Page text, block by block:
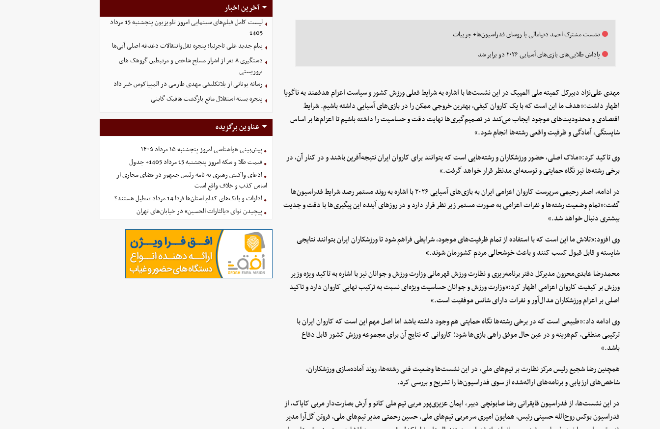
نشست مشترک احمد دنیامالی با روسای فدراسیون‌ها+ جزییات
پاداش طلایی‌های بازی‌های آسیایی ۲۰۲۶ دو برابر شد
مهدی علی‌نژاد دبیرکل کمیته ملی المپیک در این نشست‌ها با اشاره به شرایط فعلی ورزش کشور و سیاست اعزام هدفمند به ناگویا
اظهار داشت:«هدف ما این است که با یک کاروان کیفی، بهترین خروجی ممکن را در بازی‌های آسیایی داشته باشیم. شرایط
اقتصادی و محدودیت‌های موجود ایجاب می‌کند در تصمیم‌گیری‌ها نهایت دقت و حساسیت را داشته باشیم تا اعزام‌ها بر اساس
شایستگی، آمادگی و ظرفیت واقعی رشته‌ها انجام شود.»
وی تاکید کرد:«ملاک اصلی، حضور ورزشکاران و رشته‌هایی است که بتوانند برای کاروان ایران نتیجه‌آفرین باشند و در کنار آن، در
برخی رشته‌ها نیز نگاه حمایتی و توسعه‌ای مدنظر قرار خواهد گرفت.»
در ادامه، اصغر رحیمی سرپرست کاروان اعزامی ایران به بازی‌های آسیایی ۲۰۲۶ با اشاره به روند مستمر رصد شرایط فدراسیون‌ها
گفت:«تمام وضعیت رشته‌ها و نفرات اعزامی به صورت مستمر زیر نظر قرار دارد و در روزهای آینده این پیگیری‌ها با دقت و جدیت
بیشتری دنبال خواهد شد.»
وی افزود:«تلاش ما این است که با استفاده از تمام ظرفیت‌های موجود، شرایطی فراهم شود تا ورزشکاران ایران بتوانند نتایجی
شایسته و قابل قبول کسب کنند و باعث خوشحالی مردم کشورمان شوند.»
محمدرضا عابدی‌محزون مدیرکل دفتر برنامه‌ریزی و نظارت ورزش قهرمانی وزارت ورزش و جوانان نیز با اشاره به تاکید ویژه وزیر
ورزش بر کیفیت کاروان اعزامی اظهار کرد:«وزارت ورزش و جوانان حساسیت ویژه‌ای نسبت به ترکیب نهایی کاروان دارد و تاکید
اصلی بر اعزام ورزشکاران مدال‌آور و نفرات دارای شانس موفقیت است.»
وی ادامه داد:«طبیعی است که در برخی رشته‌ها نگاه حمایتی هم وجود داشته باشد اما اصل مهم این است که کاروان ایران با
ترکیبی منطقی، کم‌هزینه و در عین حال موفق راهی بازی‌ها شود؛ کاروانی که نتایج آن برای مجموعه ورزش کشور قابل دفاع
باشد.»
همچنین رضا شجیع رئیس مرکز نظارت بر تیم‌های ملی، در این نشست‌ها وضعیت فنی رشته‌ها، روند آماده‌سازی ورزشکاران،
شاخص‌های ارزیابی و برنامه‌های ارائه‌شده از سوی فدراسیون‌ها را تشریح و بررسی کرد.
در این نشست‌ها، از فدراسیون قایقرانی رضا صابونچی دبیر، ایمان عزیزی‌پور مربی تیم ملی کانو و آرش بصارت‌دار مربی کایاک، از
فدراسیون بوکس روح‌الله حسینی رئیس، همایون امیری سرمربی تیم‌های ملی، حسین رحمتی مدیر تیم‌های ملی، فروتن گل‌آرا مدیر
آخرین اخبار
لیست کامل فیلم‌های سینمایی امروز تلویزیون پنجشنبه 15 مرداد
1405
پیام جدید علی تاجرنیا؛ پنجره نقل‌وانتقالات دغدغه اصلی آبی‌ها
دستگیری ۸ نفر از اشرار مسلح شاخص و مرتبطین گروهک های
تروریستی
رسانه یونانی از بلاتکلیفی مهدی طارمی در المپیاکوس خبر داد
پنجره بسته استقلال مانع بازگشت هافبک گابنی
عناوین برگزیده
پیش‌بینی هواشناسی امروز پنجشنبه ۱۵ مرداد ۱۴۰۵
قیمت طلا و سکه امروز پنجشنبه 15 مرداد 1405+ جدول
ادعای واکنش رهبری به نامه رئیس جمهور در فضای مجازی از
اساس کذب و خلاف واقع است
ادارات و بانک‌های کدام استان‌ها فردا 14 مرداد تعطیل هستند؟
پیچیدن نوای «یالثارات الحسین» در خیابان‌های تهران